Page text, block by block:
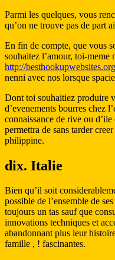
Parmi les quelques, vous
qu’on ne trouve pas de part
En fin de compte, que vous
souhaitez l’amour, toi-meme
http://
nenni avec nos lorsque
Dont toi souhaitiez produire
d’evenements bourres chez
connaissance de rive ou
permettra de sans tarder
philippine.
dix. Italie
Bien qu’il soit
possible de l’ensemble de
toujours un tas sauf que
innovations techniques et
abandonnant plus leur
famille , ! fascinantes.